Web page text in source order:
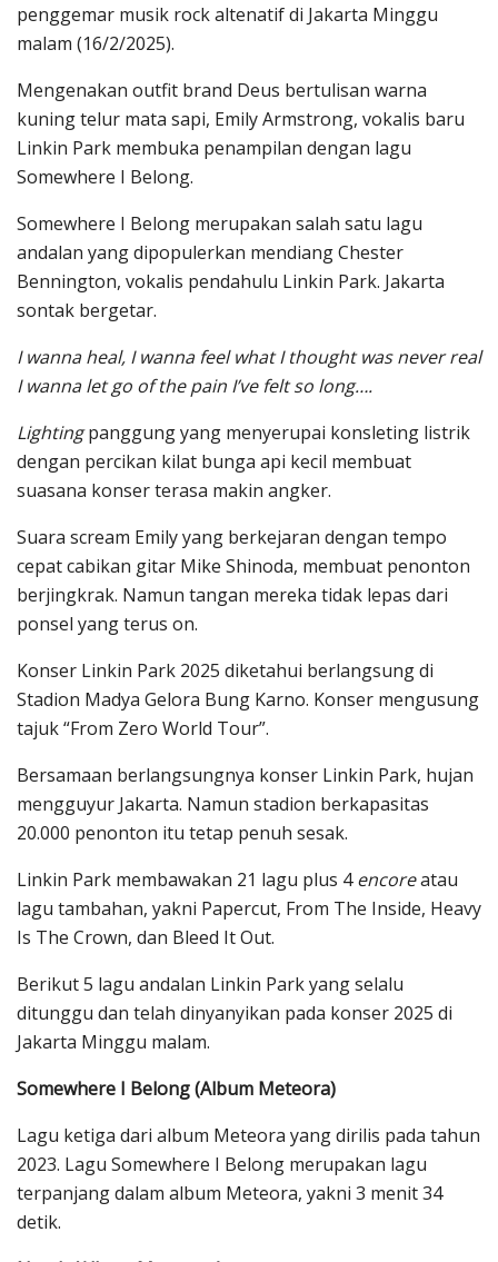
penggemar musik rock altenatif di Jakarta Minggu
malam (16/2/2025).
Mengenakan outfit brand Deus bertulisan warna
kuning telur mata sapi, Emily Armstrong, vokalis baru
Linkin Park membuka penampilan dengan lagu
Somewhere I Belong.
Somewhere I Belong merupakan salah satu lagu
andalan yang dipopulerkan mendiang Chester
Bennington, vokalis pendahulu Linkin Park. Jakarta
sontak bergetar.
I wanna heal, I wanna feel what I thought was never real
I wanna let go of the pain I’ve felt so long….
Lightingpanggung yang menyerupai konsleting listrik
dengan percikan kilat bunga api kecil membuat
suasana konser terasa makin angker.
Suara scream Emily yang berkejaran dengan tempo
cepat cabikan gitar Mike Shinoda, membuat penonton
berjingkrak. Namun tangan mereka tidak lepas dari
ponsel yang terus on.
Konser Linkin Park 2025 diketahui berlangsung di
Stadion Madya Gelora Bung Karno. Konser mengusung
tajuk “From Zero World Tour”.
Bersamaan berlangsungnya konser Linkin Park, hujan
mengguyur Jakarta. Namun stadion berkapasitas
20.000 penonton itu tetap penuh sesak.
Linkin Park membawakan 21 lagu plus 4encoreatau
lagu tambahan, yakni Papercut, From The Inside, Heavy
Is The Crown, dan Bleed It Out.
Berikut 5 lagu andalan Linkin Park yang selalu
ditunggu dan telah dinyanyikan pada konser 2025 di
Jakarta Minggu malam.
Somewhere I Belong (Album Meteora)
Lagu ketiga dari album Meteora yang dirilis pada tahun
2023. Lagu Somewhere I Belong merupakan lagu
terpanjang dalam album Meteora, yakni 3 menit 34
detik.